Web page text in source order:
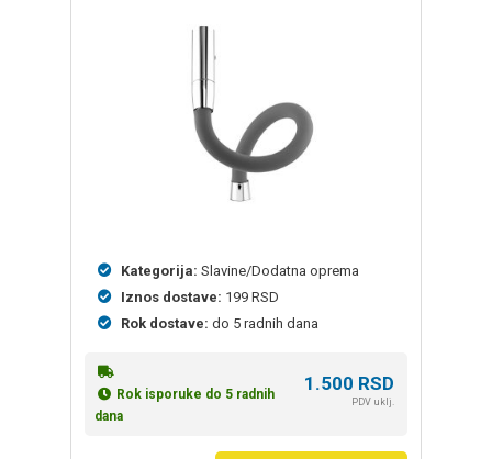
Kategorija: Slavine/Dodatna oprema
Iznos dostave: 199 RSD
Rok dostave: do 5 radnih dana
Rok isporuke do 5 radnih
dana
1.500 RSD
PDV uklj.